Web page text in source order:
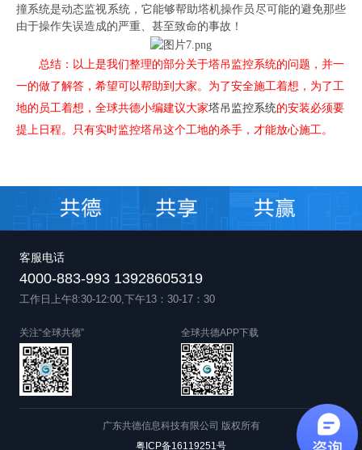
撞系统是动态监视系统，它能够帮助塔机操作员 尽可能的避免那些
由于操作失误造成的严重、甚至致命的事故！
总结：以上是我们整理的部分关于塔吊监控系统的问题，并一
一的做了解答，希望可以帮助到大家。为了安全施工着想，为了工
地的员工着想，全球共德小编建议大家塔吊监控系统的安装必须要
提上日程。只有实时监控塔吊这个工地的杀手，才能放心施工。
客服电话
4000-883-993 13928605319
工作日上午8:30-12:00,下午13：30-17：30
关注“全球共德” 全球共德APP下载
广东共德信息科技有限公司 版权所有
粤ICP备16119251号